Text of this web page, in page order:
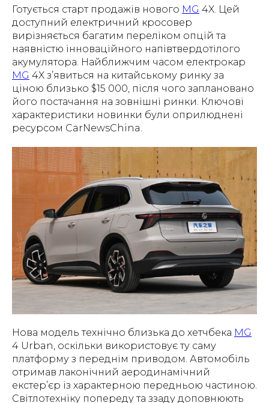
Готується старт продажів нового MG 4X. Цей
доступний електричний кросовер
вирізняється багатим переліком опцій та
наявністю інноваційного напівтвердотілого
акумулятора. Найближчим часом електрокар
MG 4X з’явиться на китайському ринку за
ціною близько $15 000, після чого заплановано
його постачання на зовнішні ринки. Ключові
характеристики новинки були оприлюднені
ресурсом CarNewsChina.
Нова модель технічно близька до хетчбека MG
4 Urban, оскільки використовує ту саму
платформу з переднім приводом. Автомобіль
отримав лаконічний аеродинамічний
екстер’єр із характерною передньою частиною.
Світлотехніку попереду та ззаду доповнюють